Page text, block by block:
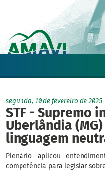
segunda, 10 de fevereiro de 2025
STF - Supremo
Uberlândia
linguagem
Plenário aplicou
competência para legislar